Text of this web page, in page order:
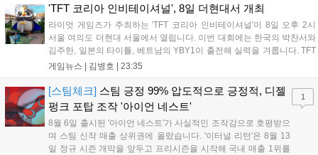
대폭 상승하는 성과를 냈습니다. 오는 10월 필리핀 마닐라에서 총상금
이드커넥트는 이를 통해 커뮤니티 중심의 장기 성장 모델을 지속할 방침
입니다....
'TFT 코리아 인비테이셔널', 8일 더현대서 개최
라이엇 게임즈가 주최하는 'TFT 코리아 인비테이셔널'이 8일 오후 2시
서울 여의도 더현대 서울에서 열립니다. 이번 대회에는 한국의 박찬서와
김주한, 일본의 타이틀, 베트남의 YBY1이 출전해 실력을 겨룹니다. TFT
는 소속팀 없이 개인 자격으로 참가하는 독특한 대회 구조를 가지며, 누
17일까지 이어지는 이번 행사는 신규 세트 체험과 공연 등 다양한 즐길
거리를 제공하며, 이후 현대백화점 판교점에서도 행사가 이어질 예정입
니다. 연말에는 라스베이거스 오픈이 개최됩니다....
게임뉴스 | 김병호 | 23:35
[스팀체크] 스팀 긍정 99% 압도적으로 긍정적, 디젤
펑크 포탑 조작 '아이언 네스트'
8월 6일 출시된 '아이언 네스트'가 사실적인 조작감으로 호평받으
며 스팀 신작 매출 상위권에 올랐습니다. '이터널 리턴'은 8월 13
일 정규 시즌 개막을 앞두고 프리시즌을 시작해 국내 매출 1위를
1